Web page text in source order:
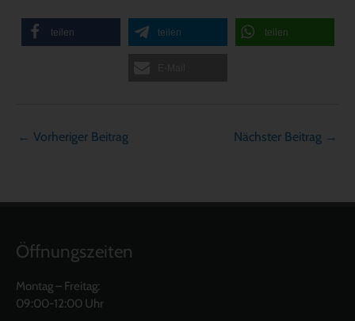
teilen teilen teilen
← Vorheriger Beitrag Nächster Beitrag →
Öffnungszeiten
Montag – Freitag:
09:00-12:00 Uhr